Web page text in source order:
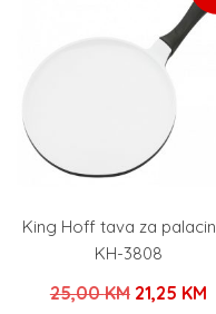
King Hoff tava za
KH-3808
25,00KM Izvorna
21,25 KM